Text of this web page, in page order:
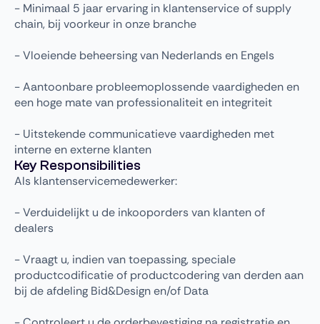
- Minimaal 5 jaar ervaring in klantenservice of supply
chain, bij voorkeur in onze branche
- Vloeiende beheersing van Nederlands en Engels
- Aantoonbare probleemoplossende vaardigheden en
een hoge mate van professionaliteit en integriteit
- Uitstekende communicatieve vaardigheden met
interne en externe klanten
Key Responsibilities
Als klantenservicemedewerker:
- Verduidelijkt u de inkooporders van klanten of
dealers
- Vraagt ​​u, indien van toepassing, speciale
productcodificatie of productcodering van derden aan
bij de afdeling Bid&Design en/of Data